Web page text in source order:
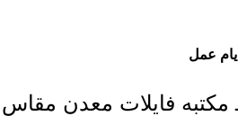
مكتبه فايلات معدن مقاس